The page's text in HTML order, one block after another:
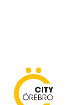
City Örebro